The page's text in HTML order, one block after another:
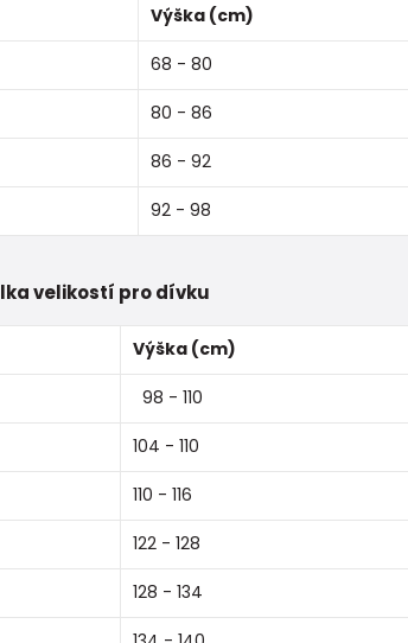
Výška (cm)
68 - 80
80 - 86
86 - 92
92 - 98
velikostí pro dívku
Výška (cm)
98 - 110
104 - 110
110 - 116
122 - 128
128 - 134